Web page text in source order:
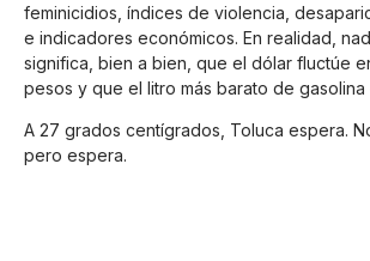
feminicidios, índices de violencia,
e indicadores económicos. En realidad,
significa, bien a bien, que el dólar fluctúe
pesos y que el litro más barato de gasolina
A 27 grados centígrados, Toluca espera.
pero espera.